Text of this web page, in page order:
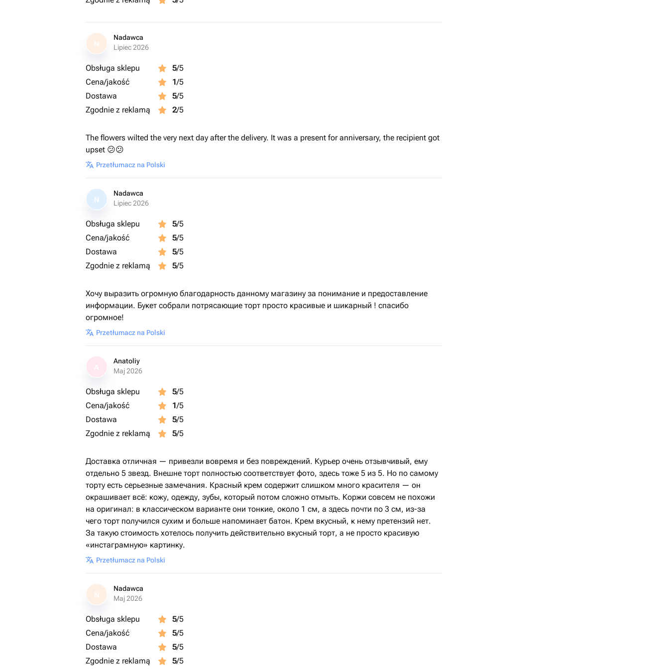
N
Nadawca
Lipiec 2026
Obsługa sklepu 5/5
Cena/jakość
1/5
Dostawa
5/5
Zgodnie z reklamą
2/5
The flowers wilted the very next day after the delivery. It was a present for anniversary, the recipient got
upset 😕😕
Przetłumacz na Polski
N
Nadawca
Lipiec 2026
Obsługa sklepu 5/5
Cena/jakość
5/5
Dostawa
5/5
Zgodnie z reklamą
5/5
Хочу выразить огромную благодарность данному магазину за понимание и предоставление
информации. Букет собрали потрясающие торт просто красивые и шикарный ! спасибо
огромное!
Przetłumacz na Polski
Anatoliy
Maj 2026
Obsługa sklepu 5/5
Cena/jakość
1/5
Dostawa
5/5
Zgodnie z reklamą
5/5
Доставка отличная — привезли вовремя и без повреждений. Курьер очень отзывчивый, ему
отдельно 5 звезд. Внешне торт полностью соответствует фото, здесь тоже 5 из 5. Но по самому
торту есть серьезные замечания. Красный крем содержит слишком много красителя — он
окрашивает всё: кожу, одежду, зубы, который потом сложно отмыть. Коржи совсем не похожи
на оригинал: в классическом варианте они тонкие, около 1 см, а здесь почти по 3 см, из-за
чего торт получился сухим и больше напоминает батон. Крем вкусный, к нему претензий нет.
За такую стоимость хотелось получить действительно вкусный торт, а не просто красивую
«инстаграмную» картинку.
Przetłumacz na Polski
N
Nadawca
Maj 2026
Obsługa sklepu 5/5
Cena/jakość
5/5
Dostawa
5/5
Zgodnie z reklamą
5/5